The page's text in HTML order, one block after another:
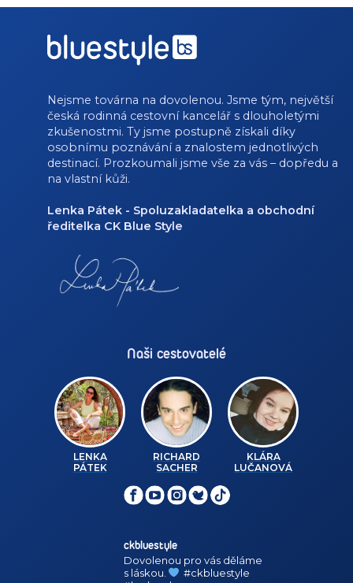
Nejsme továrna na dovolenou. Jsme tým, největší
česká rodinná cestovní kancelář s dlouholetými
zkušenostmi. Ty jsme postupně získali díky
osobnímu poznávání a znalostem jednotlivých
destinací. Prozkoumali jsme vše za vás – dopředu a
na vlastní kůži.
Lenka Pátek - Spoluzakladatelka a obchodní
ředitelka CK Blue Style
Naši cestovatelé
LENKA
PÁTEK
RICHARD
SACHER
KLÁRA
LUČANOVÁ
ckbluestyle
Dovolenou pro vás děláme
s láskou.
#ckbluestyle